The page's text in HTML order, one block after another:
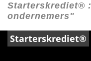
Starterskrediet® :
ondernemers"
Starterskrediet®